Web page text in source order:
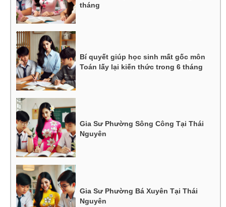
tháng
Bí quyết giúp học sinh mất gốc môn
Toán lấy lại kiến thức trong 6 tháng
Gia Sư Phường Sông Công Tại Thái
Nguyên
Gia Sư Phường Bá Xuyên Tại Thái
Nguyên